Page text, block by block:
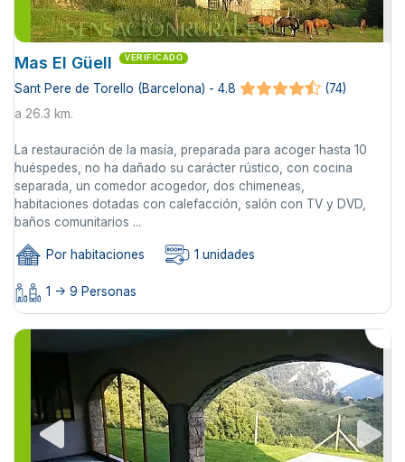
Mas El Güell VERIFICADO
Sant Pere de Torello (Barcelona) - 4.8
(74)
a 26.3 km.
La restauración de la masía, preparada para acoger hasta 10
huéspedes, no ha dañado su carácter rústico, con cocina
separada, un comedor acogedor, dos chimeneas,
habitaciones dotadas con calefacción, salón con TV y DVD,
baños comunitarios ...
Por habitaciones 1 unidades
1 -> 9 Personas